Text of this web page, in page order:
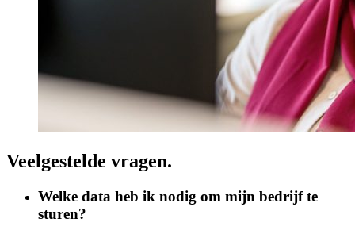
Veelgestelde vragen.
Welke data heb ik nodig om mijn bedrijf te
sturen?